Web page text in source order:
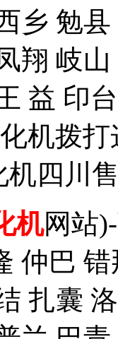
乡 勉
翔 岐
益 印
机拨打
四川
机网站
仲巴
扎囊